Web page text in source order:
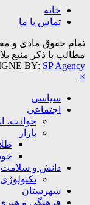
خانه
تماس با ما
تمام حقوق مادی و
مطالب با ذکر منبع
BY: SP Agency
×
سیاسی
اجتماعی
حوادث،
بازار
دانش و سلامت
تکنولوژی
شهرستان
فرهنگی و